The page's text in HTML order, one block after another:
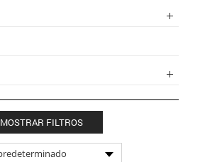
MOSTRAR FILTROS